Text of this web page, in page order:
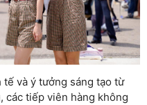
và ý tưởng sáng tạo từ
các tiếp viên hàng không